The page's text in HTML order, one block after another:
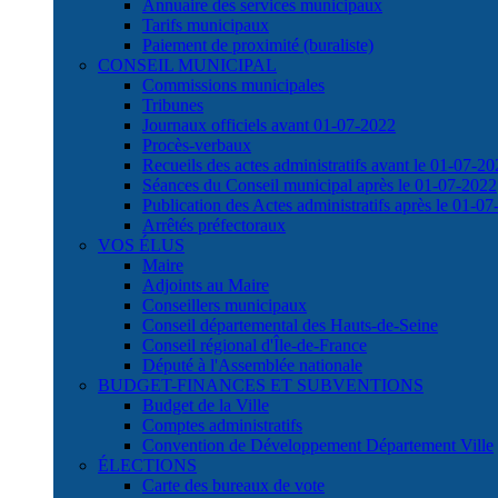
Annuaire des services municipaux
Tarifs municipaux
Paiement de proximité (buraliste)
CONSEIL MUNICIPAL
Commissions municipales
Tribunes
Journaux officiels avant 01-07-2022
Procès-verbaux
Recueils des actes administratifs avant le 01-07-
Séances du Conseil municipal après le 01-07-2022
Publication des Actes administratifs après le 01-
Arrêtés préfectoraux
VOS ÉLUS
Maire
Adjoints au Maire
Conseillers municipaux
Conseil départemental des Hauts-de-Seine
Conseil régional d'Île-de-France
Député à l'Assemblée nationale
BUDGET-FINANCES ET SUBVENTIONS
Budget de la Ville
Comptes administratifs
Convention de Développement Département Ville
ÉLECTIONS
Carte des bureaux de vote